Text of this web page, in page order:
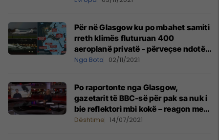
Për në Glasgow ku po mbahet samiti
rreth klimës fluturuan 400
aeroplanë privatë - përveçse ndotën
ambientin, ata shkaktuan edhe një
Nga Bota 02/11/2021
Po raportonte nga Glasgow,
gazetarit të BBC-së për pak sa nuk i
bie reflektori mbi kokë – reagon me
kohë duke e kapur me dorë
Dështime 14/07/2021